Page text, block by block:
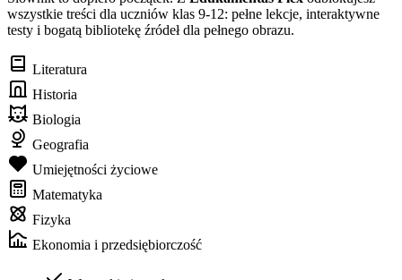
wszystkie treści dla uczniów klas 9-12: pełne lekcje, interaktywne
testy i bogatą bibliotekę źródeł dla pełnego obrazu.
Literatura
Historia
Biologia
Geografia
Umiejętności życiowe
Matematyka
Fizyka
Ekonomia i przedsiębiorczość